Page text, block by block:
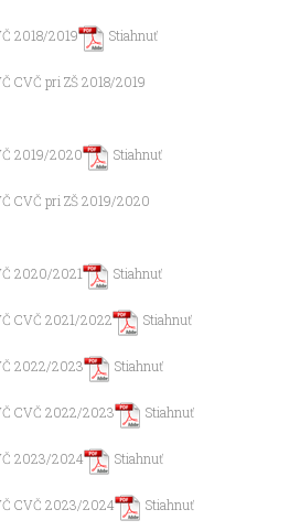
2018/2019 Stiahnuť
CVČ pri ZŠ 2018/2019
2019/2020 Stiahnuť
CVČ pri ZŠ 2019/2020
2020/2021 Stiahnuť
CVČ 2021/2022 Stiahnuť
2022/2023 Stiahnuť
CVČ 2022/2023 Stiahnuť
2023/2024 Stiahnuť
CVČ 2023/2024 Stiahnuť